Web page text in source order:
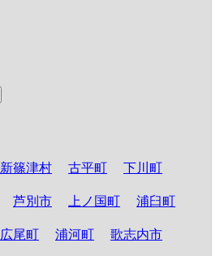
新篠津村 古平町 下川町
芦別市 上ノ国町 浦臼町
広尾町 浦河町 歌志内市